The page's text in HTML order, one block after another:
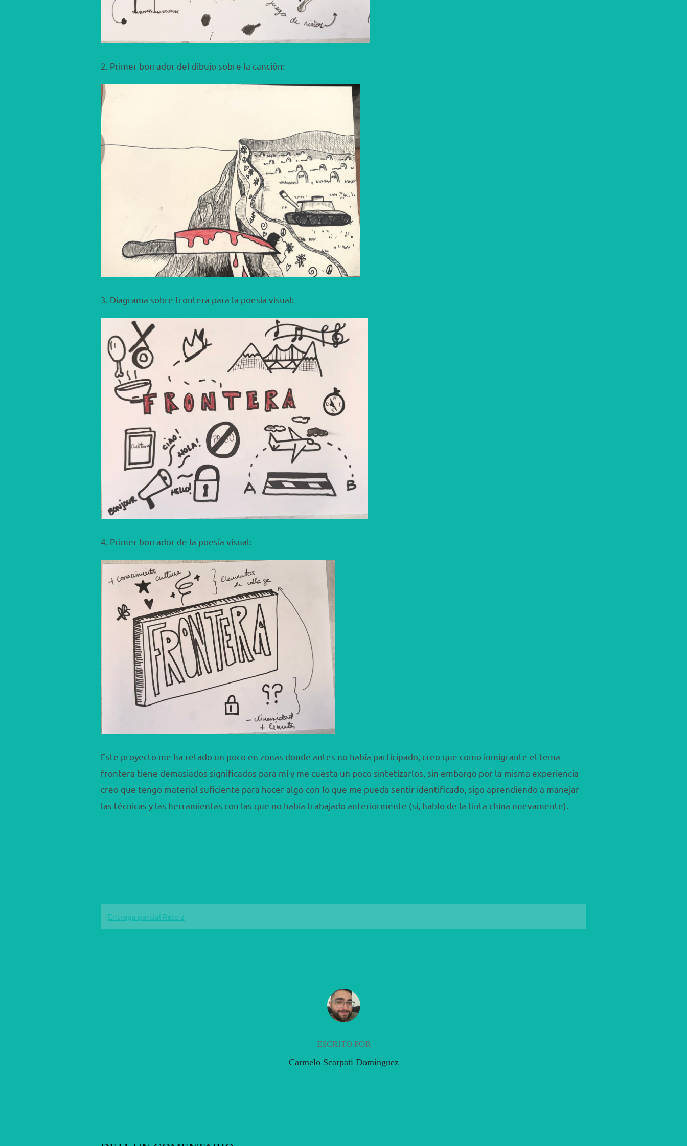
2. Primer borrador del dibujo sobre la canción:
3. Diagrama sobre frontera para la poesía visual:
4. Primer borrador de la poesía visual:
Este proyecto me ha retado un poco en zonas donde antes no había participado, creo que como inmigrante el tema
frontera tiene demasiados significados para mí y me cuesta un poco sintetizarlos, sin embargo por la misma experiencia
creo que tengo material suficiente para hacer algo con lo que me pueda sentir identificado, sigo aprendiendo a manejar
las técnicas y las herramientas con las que no había trabajado anteriormente (si, hablo de la tinta china nuevamente).
Entrega parcial Reto 2
AUTOR DE LA PUBLICACIÓN
ESCRITO POR
Carmelo Scarpati Dominguez